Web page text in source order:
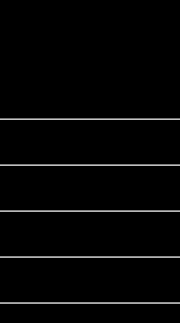
nhận
Thao
Tuyến